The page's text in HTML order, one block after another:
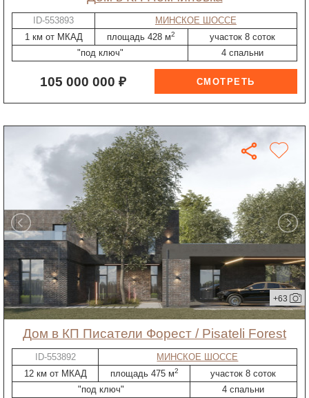
ID-553893
МИНСКОЕ ШОССЕ
1 км от МКАД
площадь 428 м2
участок 8 соток
"под ключ"
4 спальни
105 000 000 ₽
+63
дом в КП Писатели Форест / Pisateli Forest
ID-553892
МИНСКОЕ ШОССЕ
12 км от МКАД
площадь 475 м2
участок 8 соток
"под ключ"
4 спальни